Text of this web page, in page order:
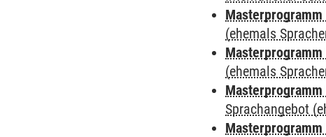
Masterprogramm
(ehemals
(ehemals
Sprachangebot